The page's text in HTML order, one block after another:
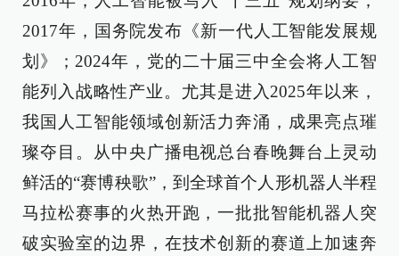
2017年，国务院发布《新一代人工智能发展规
划》；2024年，党的二十届三中全会将人工智
能列入战略性产业。尤其是进入2025年以来，
我国人工智能领域创新活力奔涌，成果亮点璀
璨夺目。从中央广播电视总台春晚舞台上灵动
鲜活的“赛博秧歌”，到全球首个人形机器人半程
马拉松赛事的火热开跑，一批批智能机器人突
破实验室的边界，在技术创新的赛道上加速奔